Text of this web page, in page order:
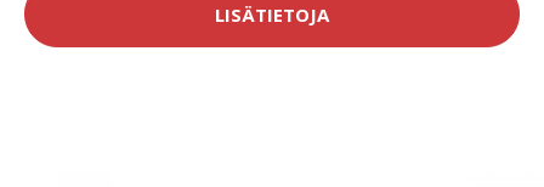
LISÄTIETOJA